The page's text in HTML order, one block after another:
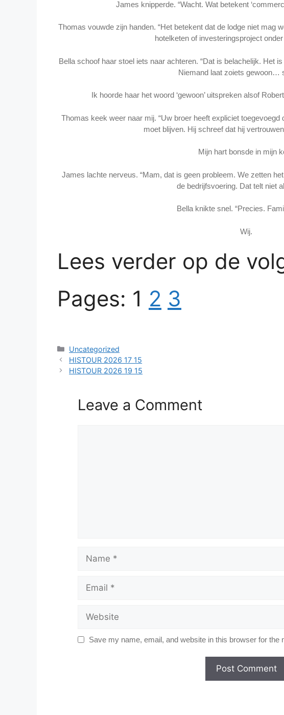
James knipperde. “Wacht. Wat betekent
Thomas vouwde zijn handen. “Het betekent dat de lodge niet mag
hotelketen of investeringsproject
Bella schoof haar stoel iets naar achteren. “Dat is belachelijk. Het
Niemand laat zoiets gewoon…
Ik hoorde haar het woord ‘gewoon’ uitspreken alsof
Thomas keek weer naar mij. “Uw broer heeft expliciet toegevoegd
moet blijven. Hij schreef dat hij
Mijn hart bonsde in mijn
James lachte nerveus. “Mam, dat is geen probleem. We zetten
de bedrijfsvoering. Dat telt niet
Bella knikte snel. “Precies.
Wij.
Lees verder op de
Pages: 1 2 3
Categories
Uncategorized
HISTOUR 2026 17 15
HISTOUR 2026 19 15
Leave a Comment
Save my name, email, and website in this browser for the